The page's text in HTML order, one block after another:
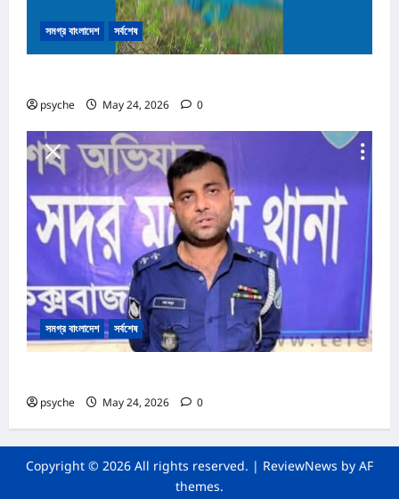
সমগ্র বাংলাদেশ সর্বশেষ
psyche May 24, 2026 0
সমগ্র বাংলাদেশ সর্বশেষ
psyche May 24, 2026 0
Copyright © 2026 All rights reserved. | ReviewNews by AF
themes.